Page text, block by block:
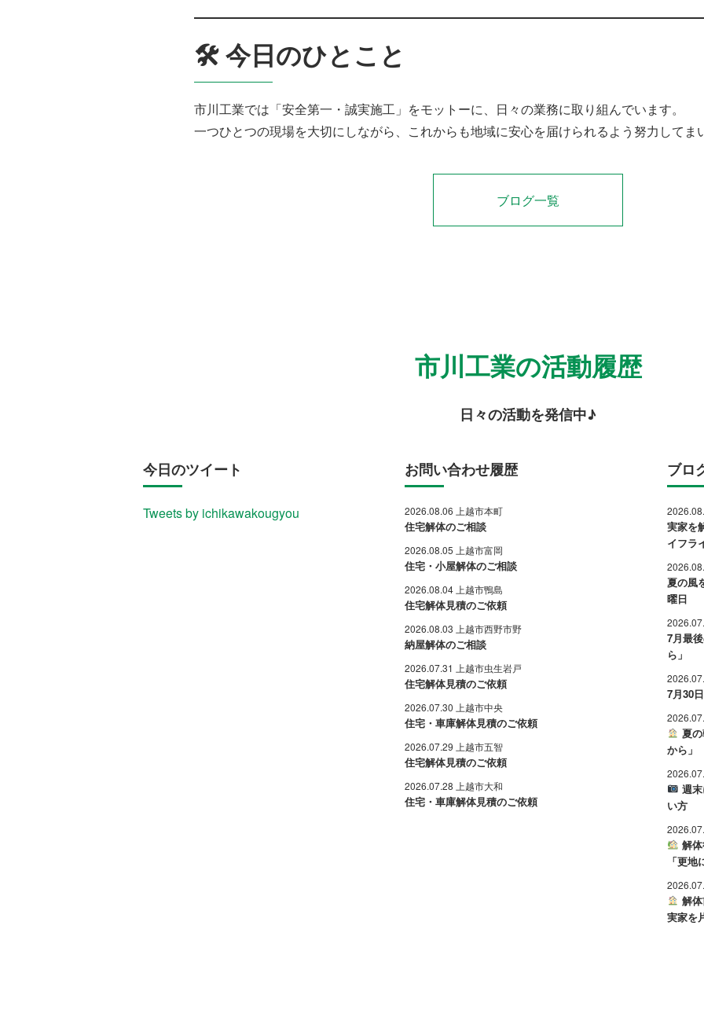
🛠 今日のひとこと
市川工業では「安全第一・誠実施工」をモットーに、日々の業務に取り組んでいます。
一つひとつの現場を大切にしながら、これからも地域に安心を届けられるよう努力してま
ブログ一覧
市川工業の活動履歴
日々の活動を発信中♪
今日のツイート
Tweets by ichikawakougyou
お問い合わせ履歴
2026.08.06 上越市本町
住宅解体のご相談
2026.08.05 上越市富岡
住宅・小屋解体のご相談
2026.08.04 上越市鴨島
住宅解体見積のご依頼
2026.08.03 上越市西野市野
納屋解体のご相談
2026.07.31 上越市虫生岩戸
住宅解体見積のご依頼
2026.07.30 上越市中央
住宅・車庫解体見積のご依頼
2026.07.29 上越市五智
住宅解体見積のご依頼
2026.07.28 上越市大和
住宅・車庫解体見積のご依頼
ブロ
実家を
イフラ
夏の風
曜日
7月最
ら」
7月30
夏
から」
週
い方
解
「更
解
実家を